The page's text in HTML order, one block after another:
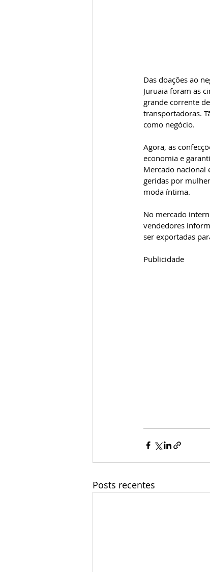
Das doações ao
Juruaia foram as
grande corrente
transportadoras.
como negócio.
Agora, as
economia e
Mercado nacional
geridas por
moda íntima.
No mercado
vendedores
ser exportadas
Publicidade
Posts recentes